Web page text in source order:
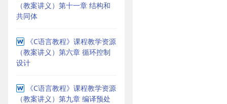
（教案讲义）第十一章 结构和
共同体
《C语言教程》课程教学资源
（教案讲义）第六章 循环控制
设计
《C语言教程》课程教学资源
（教案讲义）第九章 编译预处